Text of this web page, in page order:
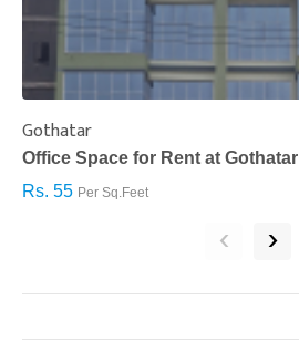
Gothatar
Office Space for Rent at Gothatar
Rs. 55 Per Sq.Feet
‹ ›